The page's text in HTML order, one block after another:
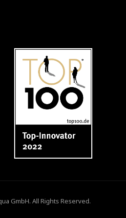
GmbH. All Rights Reserved.